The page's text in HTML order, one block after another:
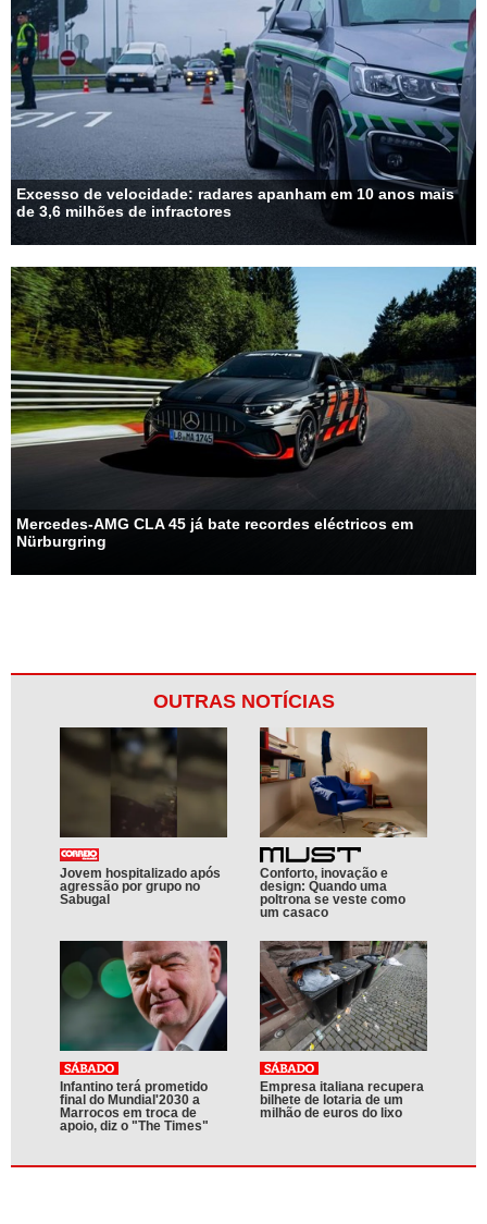
Excesso de velocidade: radares apanham em 10 anos mais
de 3,6 milhões de infractores
Mercedes-AMG CLA 45 já bate recordes eléctricos em
Nürburgring
OUTRAS NOTÍCIAS
Jovem hospitalizado após
agressão por grupo no
Sabugal
Conforto, inovação e
design: Quando uma
poltrona se veste como
um casaco
Infantino terá prometido
final do Mundial'2030 a
Marrocos em troca de
apoio, diz o "The Times"
Empresa italiana recupera
bilhete de lotaria de um
milhão de euros do lixo